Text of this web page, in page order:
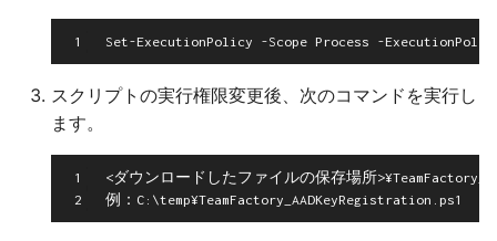
1
スクリプトの実行権限変更後、次のコマンドを実行し
ます。
1
2
<ダウンロードしたファイルの保存場所